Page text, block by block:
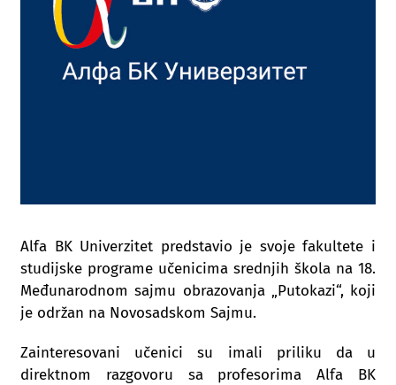
Alfa BK Univerzitet predstavio je svoje fakultete i
studijske programe učenicima srednjih škola na 18.
Međunarodnom sajmu obrazovanja „Putokazi“, koji
je održan na Novosadskom Sajmu.
Zainteresovani učenici su imali priliku da u
direktnom razgovoru sa profesorima Alfa BK